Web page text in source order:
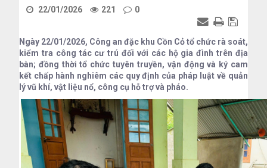
22/01/2026 221 0
Ngày 22/01/2026, Công an đặc khu Cồn Cỏ tổ chức rà soát,
kiểm tra công tác cư trú đối với các hộ gia đình trên địa
bàn; đồng thời tổ chức tuyên truyền, vận động và ký cam
kết chấp hành nghiêm các quy định của pháp luật về quản
lý vũ khí, vật liệu nổ, công cụ hỗ trợ và pháo.